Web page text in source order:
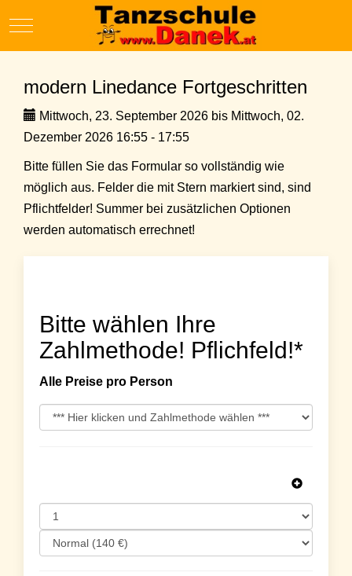
Mobile Menu Toggle
modern Linedance Fortgeschritten
Mittwoch, 23. September 2026 bis Mittwoch, 02.
Dezember 2026 16:55 - 17:55
Bitte füllen Sie das Formular so vollständig wie
möglich aus. Felder die mit Stern markiert sind, sind
Pflichtfelder! Summer bei zusätzlichen Optionen
werden automatisch errechnet!
Bitte wählen Ihre
Zahlmethode! Pflichfeld!*
Alle Preise pro Person